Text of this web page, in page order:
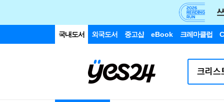
국내도서 외국도서 중고샵 eBook 크레마클럽